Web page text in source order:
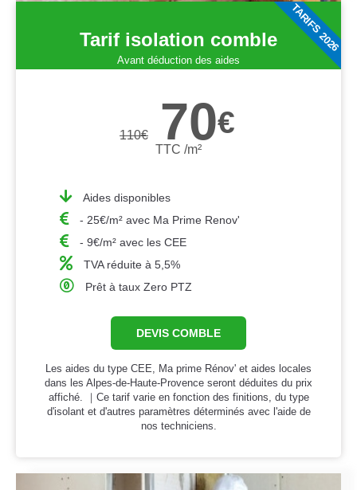
Tarif isolation comble
Avant déduction des aides
110€ 70€
TTC /m²
Aides disponibles
- 25€/m² avec Ma Prime Renov'
- 9€/m² avec les CEE
TVA réduite à 5,5%
Prêt à taux Zero PTZ
DEVIS COMBLE
Les aides du type CEE, Ma prime Rénov' et aides locales
dans les Alpes-de-Haute-Provence seront déduites du prix
affiché. ｜Ce tarif varie en fonction des finitions, du type
d'isolant et d'autres paramètres déterminés avec l'aide de
nos techniciens.
TARIFS 2026